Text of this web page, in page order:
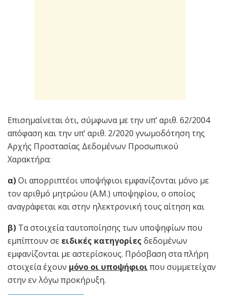
Επισημαίνεται ότι, σύμφωνα με την υπ’ αριθ. 62/2004
απόφαση και την υπ’ αριθ. 2/2020 γνωμοδότηση της
Αρχής Προστασίας Δεδομένων Προσωπικού
Χαρακτήρα:
α)Οι απορριπτέοι υποψήφιοι εμφανίζονται μόνο με
τον αριθμό μητρώου (Α.Μ.) υποψηφίου, ο οποίος
αναγράφεται και στην ηλεκτρονική τους αίτηση και
β) Τα στοιχεία ταυτοποίησης των υποψηφίων που
εμπίπτουν σε ειδικές κατηγορίες δεδομένων
εμφανίζονται με αστερίσκους. Πρόσβαση στα πλήρη
στοιχεία έχουν μόνο οι υποψήφιοι που συμμετείχαν
στην εν λόγω προκήρυξη.